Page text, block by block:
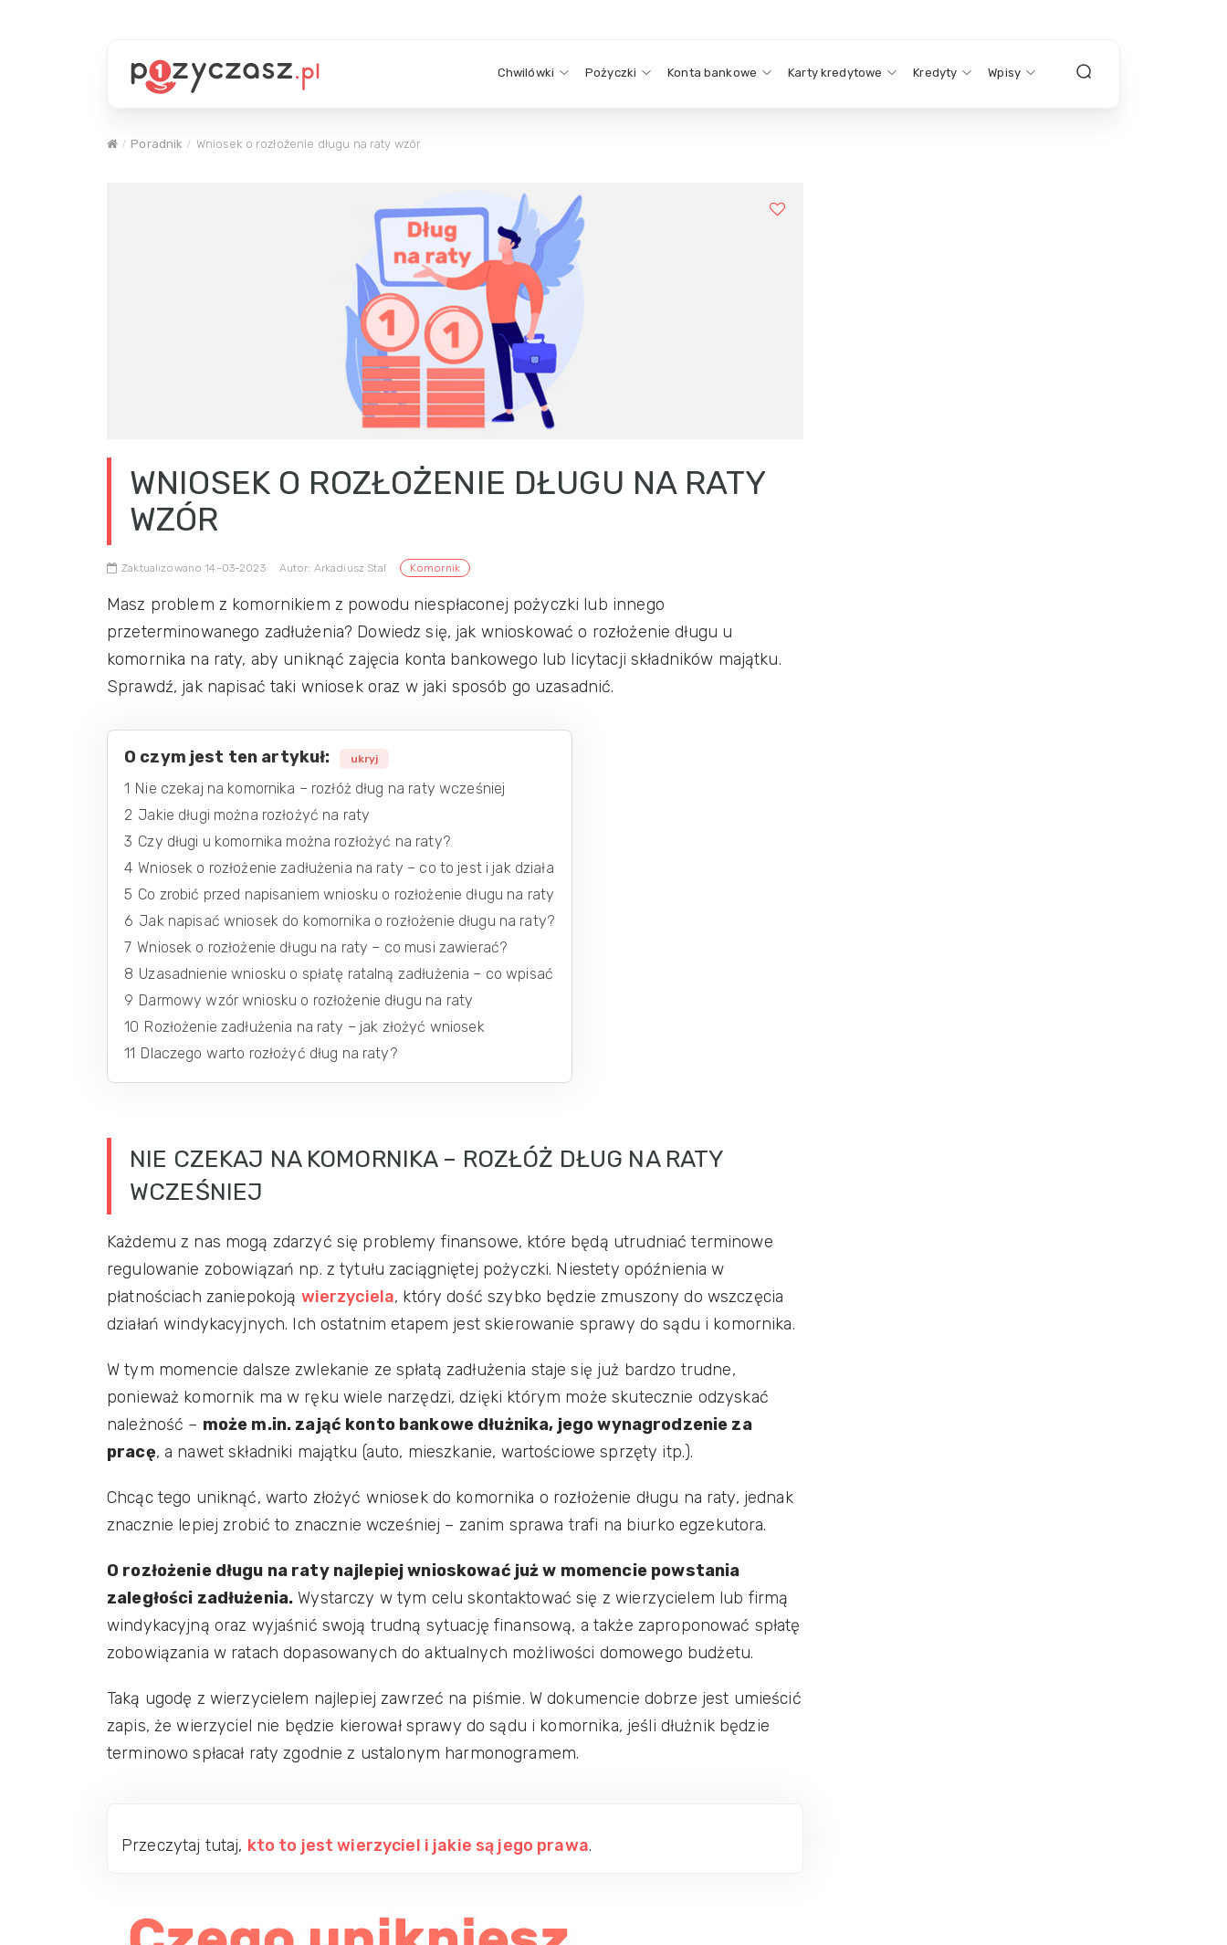
Chwilówki Pożyczki Konta bankowe Karty kredytowe Kredyty Wpisy
Poradnik Wniosek o rozłożenie długu na raty wzór
WNIOSEK O ROZŁOŻENIE DŁUGU NA RATY
WZÓR
Zaktualizowano 14-03-2023 Autor: Arkadiusz Stal Komornik
Masz problem z komornikiem z powodu niespłaconej pożyczki lub innego
przeterminowanego zadłużenia? Dowiedz się, jak wnioskować o rozłożenie długu u
komornika na raty, aby uniknąć zajęcia konta bankowego lub licytacji składników majątku.
Sprawdź, jak napisać taki wniosek oraz w jaki sposób go uzasadnić.
O czym jest ten artykuł: ukryj
1 Nie czekaj na komornika – rozłóż dług na raty wcześniej
2 Jakie długi można rozłożyć na raty
3 Czy długi u komornika można rozłożyć na raty?
4 Wniosek o rozłożenie zadłużenia na raty – co to jest i jak działa
5 Co zrobić przed napisaniem wniosku o rozłożenie długu na raty
6 Jak napisać wniosek do komornika o rozłożenie długu na raty?
7 Wniosek o rozłożenie długu na raty – co musi zawierać?
8 Uzasadnienie wniosku o spłatę ratalną zadłużenia – co wpisać
9 Darmowy wzór wniosku o rozłożenie długu na raty
10 Rozłożenie zadłużenia na raty – jak złożyć wniosek
11 Dlaczego warto rozłożyć dług na raty?
NIE CZEKAJ NA KOMORNIKA – ROZŁÓŻ DŁUG NA RATY
WCZEŚNIEJ
Każdemu z nas mogą zdarzyć się problemy finansowe, które będą utrudniać terminowe
regulowanie zobowiązań np. z tytułu zaciągniętej pożyczki. Niestety opóźnienia w
płatnościach zaniepokoją wierzyciela, który dość szybko będzie zmuszony do wszczęcia
działań windykacyjnych. Ich ostatnim etapem jest skierowanie sprawy do sądu i komornika.
W tym momencie dalsze zwlekanie ze spłatą zadłużenia staje się już bardzo trudne,
ponieważ komornik ma w ręku wiele narzędzi, dzięki którym może skutecznie odzyskać
należność – może m.in. zająć konto bankowe dłużnika, jego wynagrodzenie za
pracę, a nawet składniki majątku (auto, mieszkanie, wartościowe sprzęty itp.).
Chcąc tego uniknąć, warto złożyć wniosek do komornika o rozłożenie długu na raty, jednak
znacznie lepiej zrobić to znacznie wcześniej – zanim sprawa trafi na biurko egzekutora.
O rozłożenie długu na raty najlepiej wnioskować już w momencie powstania
zaległości zadłużenia. Wystarczy w tym celu skontaktować się z wierzycielem lub firmą
windykacyjną oraz wyjaśnić swoją trudną sytuację finansową, a także zaproponować spłatę
zobowiązania w ratach dopasowanych do aktualnych możliwości domowego budżetu.
Taką ugodę z wierzycielem najlepiej zawrzeć na piśmie. W dokumencie dobrze jest umieścić
zapis, że wierzyciel nie będzie kierował sprawy do sądu i komornika, jeśli dłużnik będzie
terminowo spłacał raty zgodnie z ustalonym harmonogramem.
Przeczytaj tutaj, kto to jest wierzyciel i jakie są jego prawa.